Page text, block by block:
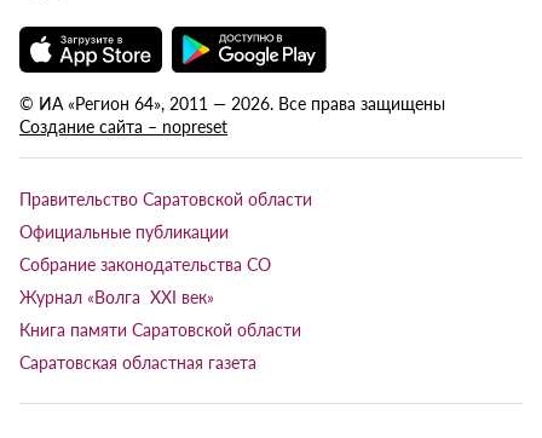
© ИА «Регион 64», 2011 — 2026. Все права защищены
Создание сайта – nopreset
Правительство Саратовской области
Официальные публикации
Собрание законодательства СО
Журнал «Волга XXI век»
Книга памяти Саратовской области
Саратовская областная газета